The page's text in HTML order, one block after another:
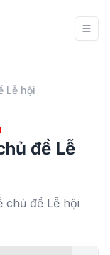
Lễ hội
đề Lễ
chủ đề Lễ hội